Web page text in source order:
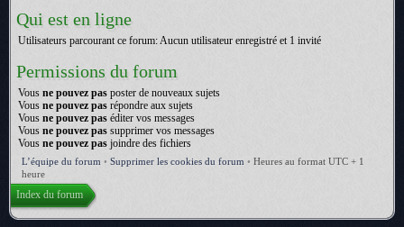
Qui est en ligne
Utilisateurs parcourant ce forum: Aucun utilisateur enregistré et 1 invité
Permissions du forum
Vous ne pouvez pas poster de nouveaux sujets
Vous ne pouvez pas répondre aux sujets
Vous ne pouvez pas éditer vos messages
Vous ne pouvez pas supprimer vos messages
Vous ne pouvez pas joindre des fichiers
L’équipe du forum • Supprimer les cookies du forum • Heures au format UTC + 1
heure
Index du forum